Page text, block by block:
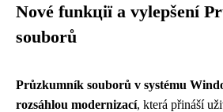
Nové funkції a vylepšení
souborů
Průzkumník souborů v systému
rozsáhlou modernizací, která přináší